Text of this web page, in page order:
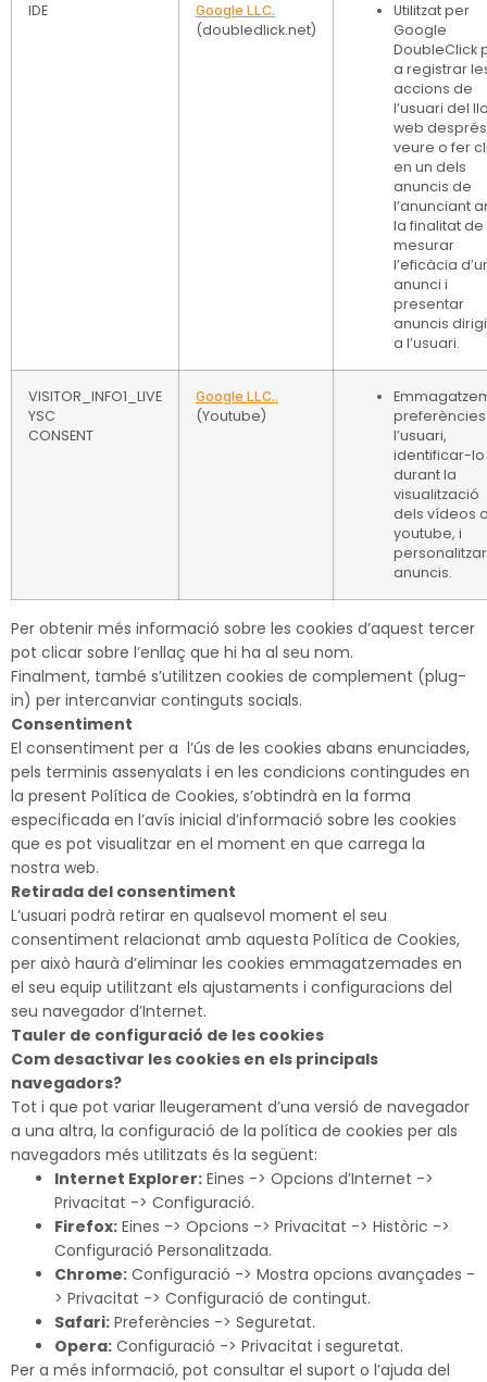
IDE Google LLC.
(doubledlick.net)
Utilitzat per
Google
DoubleClick
a registrar
accions de
l’usuari del
web
veure o fer
en un dels
anuncis de
l’anunciant
la finalitat de
mesurar
l’eficàcia
anunci i
presentar
anuncis
a l’usuari.
VISITOR_INFO1_LIVE
YSC
CONSENT
Google LLC..
(Youtube)
l’usuari,
identificar-lo
durant la
visualització
dels vídeos
youtube, i
personalitzar
anuncis.
Per obtenir més informació sobre les cookies d’aquest tercer
pot clicar sobre l’enllaç que hi ha al seu nom.
Finalment, també s’utilitzen cookies de complement (plug-
in) per intercanviar continguts socials.
Consentiment
El consentiment per a l’ús de les cookies abans enunciades,
pels terminis assenyalats i en les condicions contingudes en
la present Política de Cookies, s’obtindrà en la forma
especificada en l’avís inicial d’informació sobre les cookies
que es pot visualitzar en el moment en que carrega la
nostra web.
Retirada del consentiment
L’usuari podrà retirar en qualsevol moment el seu
consentiment relacionat amb aquesta Política de Cookies,
per això haurà d’eliminar les cookies emmagatzemades en
el seu equip utilitzant els ajustaments i configuracions del
seu navegador d’Internet.
Tauler de configuració de les cookies
Com desactivar les cookies en els principals
navegadors?
Tot i que pot variar lleugerament d’una versió de navegador
a una altra, la configuració de la política de cookies per als
navegadors més utilitzats és la següent:
Internet Explorer: Eines -> Opcions d’Internet ->
Privacitat -> Configuració.
Firefox: Eines -> Opcions -> Privacitat -> Històric ->
Configuració Personalitzada.
Chrome: Configuració -> Mostra opcions avançades -
> Privacitat -> Configuració de contingut.
Safari: Preferències -> Seguretat.
Opera: Configuració -> Privacitat i seguretat.
Per a més informació, pot consultar el suport o l’ajuda del